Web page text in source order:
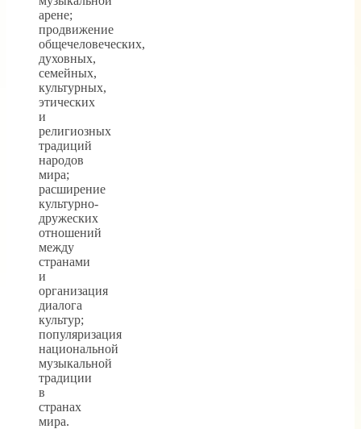
арене;
продвижение
общечеловеческих,
духовных,
семейных,
культурных,
этических
и
религиозных
традиций
народов
мира;
расширение
культурно-
дружеских
отношений
между
странами
и
организация
диалога
культур;
популяризация
национальной
музыкальной
традиции
в
странах
мира.